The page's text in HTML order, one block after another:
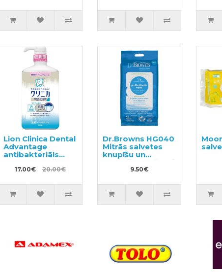
Lion Clinica Dental
Advantage
antibakteriāls
mutes skalošanas
līdzeklis ar citrusu
900ml
17.00€ 20.00€
Dr.Browns HG040
Mitrās salvetes
knupīšu un
pudelīšu kopšanai
9.50€